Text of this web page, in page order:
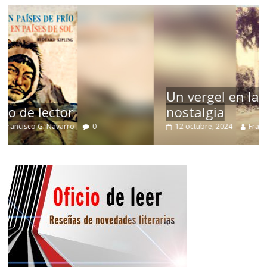
Un vergel en las nieblas de la
nostalgia
12 octubre, 2024 Francisco G. Navarro 0